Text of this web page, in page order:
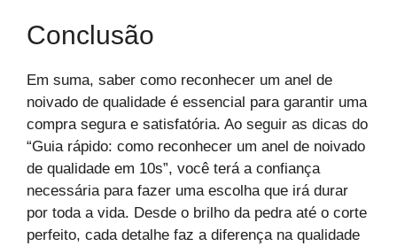
Conclusão
Em suma, saber como reconhecer um anel de
noivado de qualidade é essencial para garantir uma
compra segura e satisfatória. Ao seguir as dicas do
“Guia rápido: como reconhecer um anel de noivado
de qualidade em 10s”, você terá a confiança
necessária para fazer uma escolha que irá durar
por toda a vida. Desde o brilho da pedra até o corte
perfeito, cada detalhe faz a diferença na qualidade